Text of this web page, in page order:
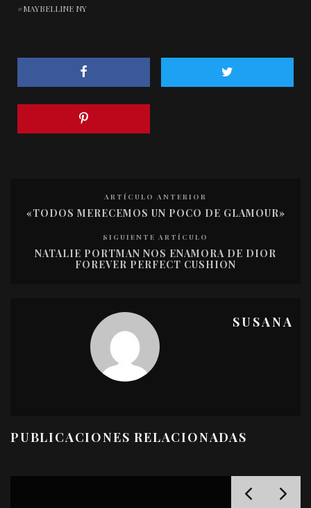
MAYBELLINE NY
ARTÍCULO ANTERIOR
«TODOS MERECEMOS UN POCO DE GLAMOUR»
SIGUIENTE ARTÍCULO
NATALIE PORTMAN NOS ENAMORA DE DIOR
FOREVER PERFECT CUSHION
SUSANA
PUBLICACIONES RELACIONADAS